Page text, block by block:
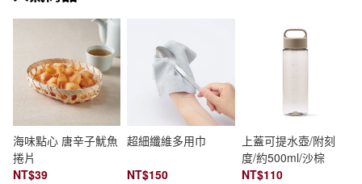
海味點心 唐辛子魷魚
捲片
NT$39
超細纖維多用巾
NT$150
上蓋可提水壺/附刻
度/約500ml/沙棕
NT$110